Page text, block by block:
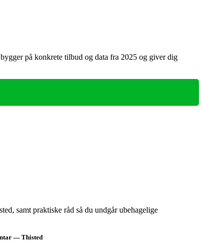
på konkrete tilbud og data fra 2025 og giver dig
samt praktiske råd så du undgår ubehagelige
— Thisted